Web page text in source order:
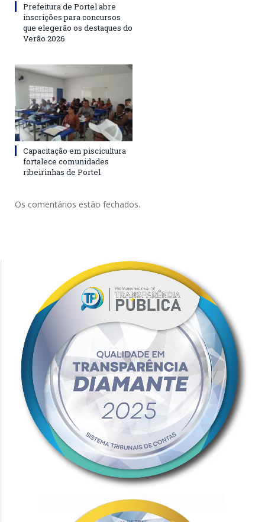
Prefeitura de Portel abre
inscrições para concursos
que elegerão os destaques do
Verão 2026
Capacitação em piscicultura
fortalece comunidades
ribeirinhas de Portel
Os comentários estão fechados.